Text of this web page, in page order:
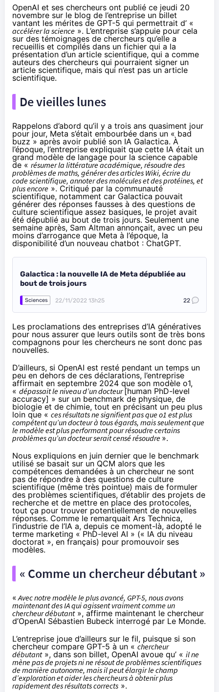
OpenAI et ses chercheurs ont publié ce jeudi 20
novembre sur le blog de l’entreprise un billet
vantant les mérites de GPT-5 qui permettrait d’ «
accélérer la science ». L’entreprise s’appuie pour cela
sur des témoignages de chercheurs qu’elle a
recueillis et compilés dans un fichier qui a la
présentation d’un article scientifique, qui a comme
auteurs des chercheurs qui pourraient signer un
article scientifique, mais qui n’est pas un article
scientifique.
De vieilles lunes
Rappelons d’abord qu’il y a trois ans quasiment jour
pour jour, Meta s’était embourbée dans un « bad
buzz » après avoir publié son IA Galactica. À
l’époque, l’entreprise expliquait que cette IA était un
grand modèle de langage pour la science capable
de « résumer la littérature académique, résoudre des
problèmes de maths, générer des articles Wiki, écrire du
code scientifique, annoter des molécules et des protéines, et
plus encore ». Critiqué par la communauté
scientifique, notamment car Galactica pouvait
générer des réponses fausses à des questions de
culture scientifique assez basiques, le projet avait
été dépublié au bout de trois jours. Seulement une
semaine après, Sam Altman annonçait, avec un peu
moins d’arrogance que Meta à l’époque, la
disponibilité d’un nouveau chatbot : ChatGPT.
Galactica : la nouvelle IA de Meta dépubliée au
bout de trois jours
Sciences 22/11/2022 13h25 22
Les proclamations des entreprises d’IA génératives
pour nous assurer que leurs outils sont de très bons
compagnons pour les chercheurs ne sont donc pas
nouvelles.
D’ailleurs, si OpenAI est resté pendant un temps un
peu en dehors de ces déclarations, l’entreprise
affirmait en septembre 2024 que son modèle o1,
« dépassait le niveau d’un docteur[human PhD-level
accuracy] » sur un benchmark de physique, de
biologie et de chimie, tout en précisant un peu plus
loin que « ces résultats ne signifient pas que o1 est plus
compétent qu’un docteur à tous égards, mais seulement que
le modèle est plus performant pour résoudre certains
problèmes qu’un docteur serait censé résoudre ».
Nous expliquions en juin dernier que le benchmark
utilisé se basait sur un QCM alors que les
compétences demandées à un chercheur ne sont
pas de répondre à des questions de culture
scientifique (même très pointue) mais de formuler
des problèmes scientifiques, d’établir des projets de
recherche et de mettre en place des protocoles,
tout ça pour trouver potentiellement de nouvelles
réponses. Comme le remarquait Ars Technica,
l’industrie de l’IA a, depuis ce moment-là, adopté le
terme marketing « PhD-level AI » (« IA du niveau
doctorat », en français) pour promouvoir ses
modèles.
« Comme un chercheur débutant »
«Avec notre modèle le plus avancé, GPT-5, nous avons
maintenant des IA qui agissent vraiment comme un
chercheur débutant», affirme maintenant le chercheur
d’OpenAI Sébastien Bubeck interrogé par Le Monde.
L’entreprise joue d’ailleurs sur le fil, puisque si son
chercheur compare GPT-5 à un « chercheur
débutant», dans son billet, OpenAI avoue qu’ « il ne
mène pas de projets ni ne résout de problèmes scientifiques
de manière autonome, mais il peut élargir le champ
d’exploration et aider les chercheurs à obtenir plus
rapidement des résultats corrects ».